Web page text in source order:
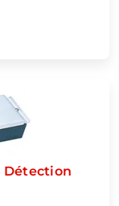
Détection